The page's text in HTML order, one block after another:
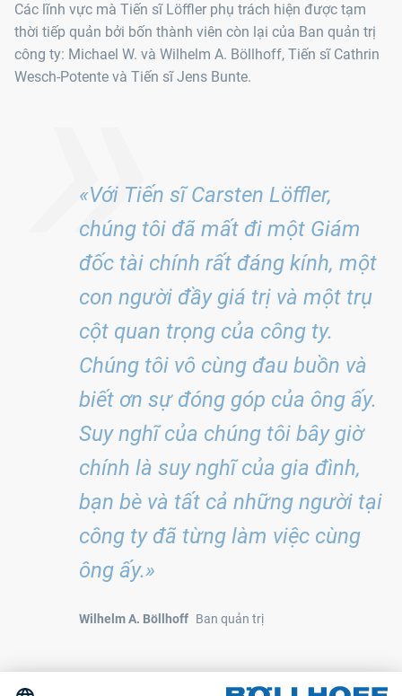
Các lĩnh vực mà Tiến sĩ Löffler phụ trách hiện được tạm
thời tiếp quản bởi bốn thành viên còn lại của Ban quản trị
công ty: Michael W. và Wilhelm A. Böllhoff, Tiến sĩ Cathrin
Wesch-Potente và Tiến sĩ Jens Bunte.
«Với Tiến sĩ Carsten Löffler,
chúng tôi đã mất đi một Giám
đốc tài chính rất đáng kính, một
con người đầy giá trị và một trụ
cột quan trọng của công ty.
Chúng tôi vô cùng đau buồn và
biết ơn sự đóng góp của ông ấy.
Suy nghĩ của chúng tôi bây giờ
chính là suy nghĩ của gia đình,
bạn bè và tất cả những người tại
công ty đã từng làm việc cùng
ông ấy.»
Wilhelm A. Böllhoff Ban quản trị
»